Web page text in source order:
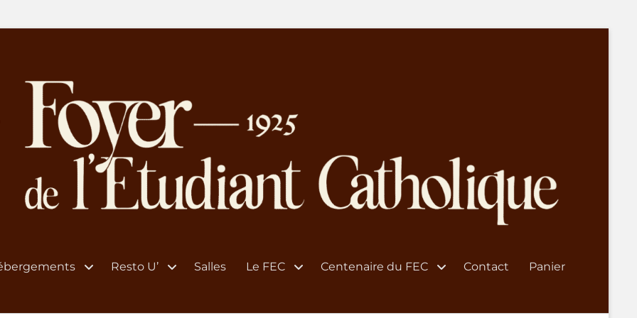
Resto U’ Salles Le FEC Centenaire du FEC Contact Panier